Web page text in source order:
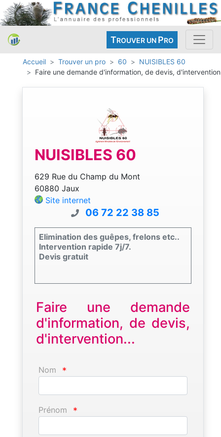
TROUVER UN PRO
Accueil Trouver un pro 60
NUISIBLES 60
Faire une demande d'information, de devis, d'intervention
NUISIBLES 60
629 Rue du Champ du Mont
60880 Jaux
Site internet
06 72 22 38 85
Elimination des guêpes, frelons etc..
Intervention rapide 7j/7.
Devis gratuit
Faire une demande
d'information, de devis,
d'intervention...
Nom *
Prénom *